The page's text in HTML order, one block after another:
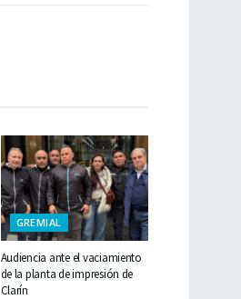
GREMIAL
Audiencia ante el vaciamiento
de la planta de impresión de
Clarín